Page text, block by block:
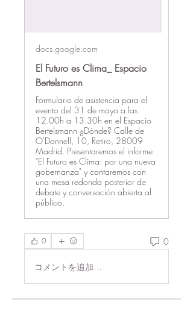
docs.google.com
El Futuro es Clima_ Espacio
Bertelsmann
Formulario de asistencia para el
evento del 31 de mayo a las
12.00h a 13.30h en el Espacio
Bertelsmann ¿Dónde? Calle de
O'Donnell, 10, Retiro, 28009
Madrid. Presentaremos el informe
"El Futuro es Clima: por una nueva
gobernanza" y contaremos con
una mesa redonda posterior de
debate y conversación abierta al
público.
0 0
コメントを追加…